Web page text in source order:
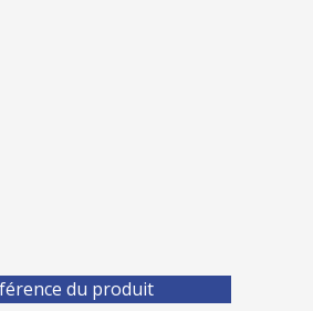
du produit